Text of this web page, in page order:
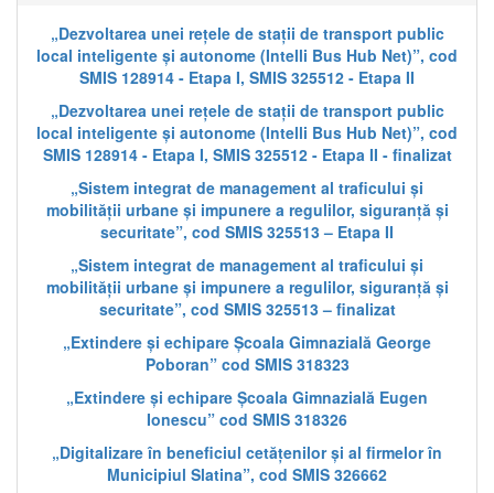
„Dezvoltarea unei rețele de stații de transport public
local inteligente și autonome (Intelli Bus Hub Net)”, cod
SMIS 128914 - Etapa I, SMIS 325512 - Etapa II
„Dezvoltarea unei rețele de stații de transport public
local inteligente și autonome (Intelli Bus Hub Net)”, cod
SMIS 128914 - Etapa I, SMIS 325512 - Etapa II - finalizat
„Sistem integrat de management al traficului și
mobilității urbane și impunere a regulilor, siguranță și
securitate”, cod SMIS 325513 – Etapa II
„Sistem integrat de management al traficului și
mobilității urbane și impunere a regulilor, siguranță și
securitate”, cod SMIS 325513 – finalizat
„Extindere și echipare Școala Gimnazială George
Poboran” cod SMIS 318323
„Extindere și echipare Școala Gimnazială Eugen
Ionescu” cod SMIS 318326
„Digitalizare în beneficiul cetățenilor și al firmelor în
Municipiul Slatina”, cod SMIS 326662